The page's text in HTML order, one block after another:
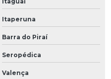
Itaperuna
Barra do Piraí
Seropédica
Valença